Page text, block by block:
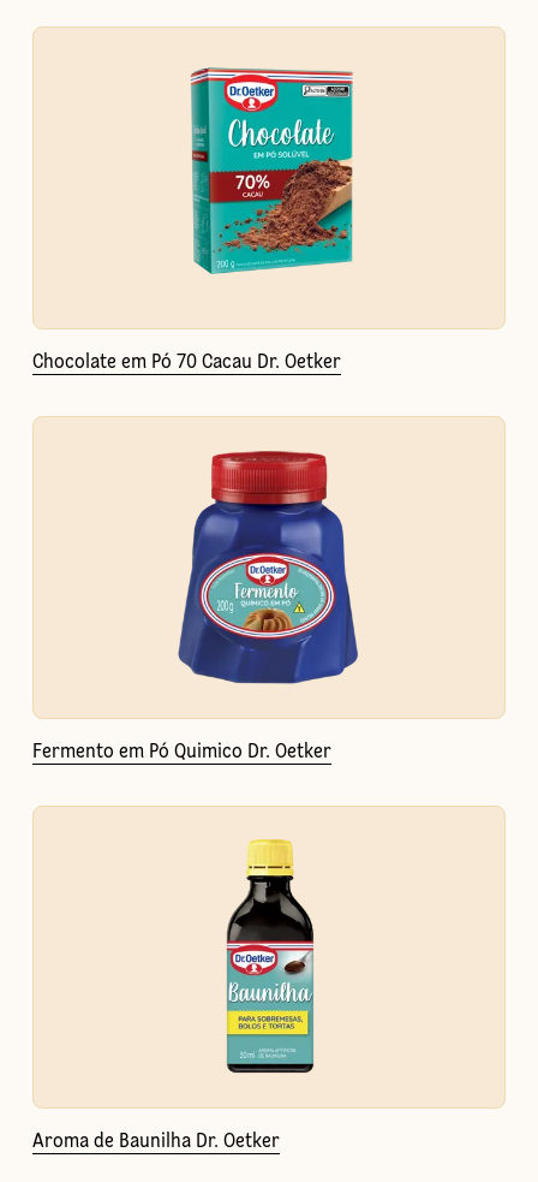
Chocolate em Pó 70 Cacau Dr. Oetker
Fermento em Pó Quimico Dr. Oetker
Aroma de Baunilha Dr. Oetker